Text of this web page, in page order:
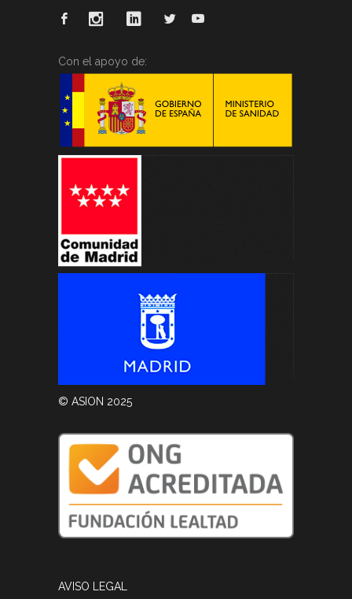
Con el apoyo de:
© ASION 2025
AVISO LEGAL